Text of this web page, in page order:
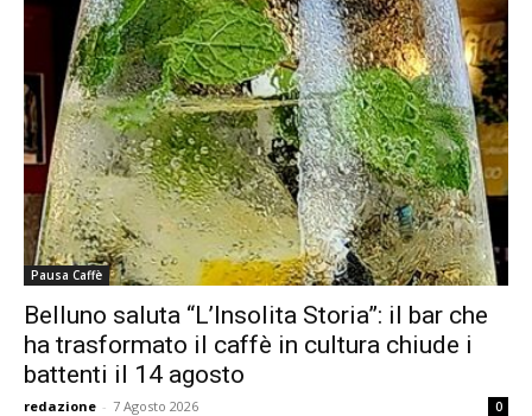
Pausa Caffè
Belluno saluta “L’Insolita Storia”: il bar che
ha trasformato il caffè in cultura chiude i
battenti il 14 agosto
redazione - 7 Agosto 2026 0